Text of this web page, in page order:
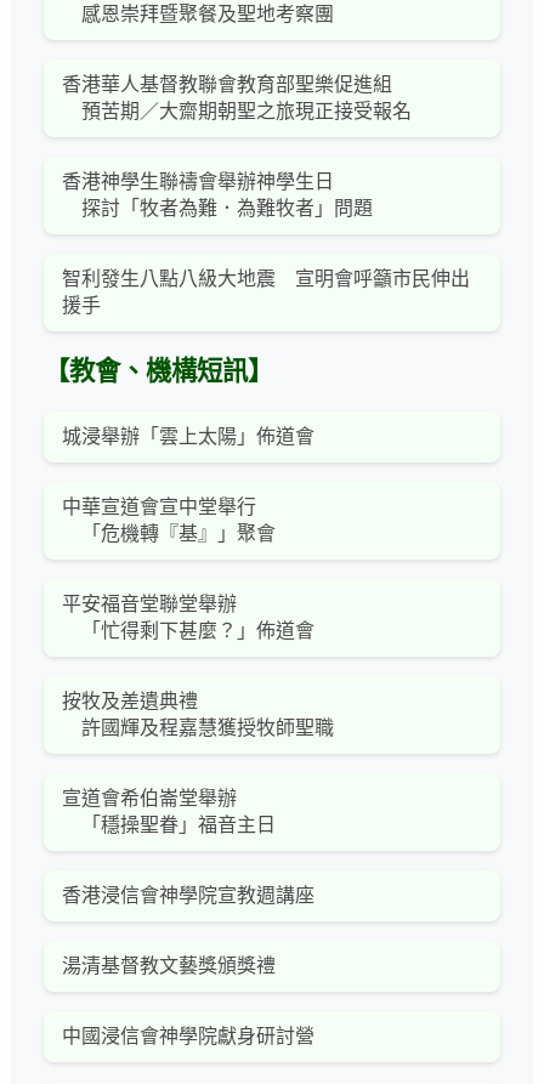
感恩崇拜暨聚餐及聖地考察團
香港華人基督教聯會教育部聖樂促進組
預苦期／大齋期朝聖之旅現正接受報名
香港神學生聯禱會舉辦神學生日
探討「牧者為難．為難牧者」問題
智利發生八點八級大地震 宣明會呼籲市民伸出
援手
【教會、機構短訊】
城浸舉辦「雲上太陽」佈道會
中華宣道會宣中堂舉行
「危機轉『基』」聚會
平安福音堂聯堂舉辦
「忙得剩下甚麼？」佈道會
按牧及差遺典禮
許國輝及程嘉慧獲授牧師聖職
宣道會希伯崙堂舉辦
「穩操聖眷」福音主日
香港浸信會神學院宣教週講座
湯清基督教文藝獎頒獎禮
中國浸信會神學院獻身研討營